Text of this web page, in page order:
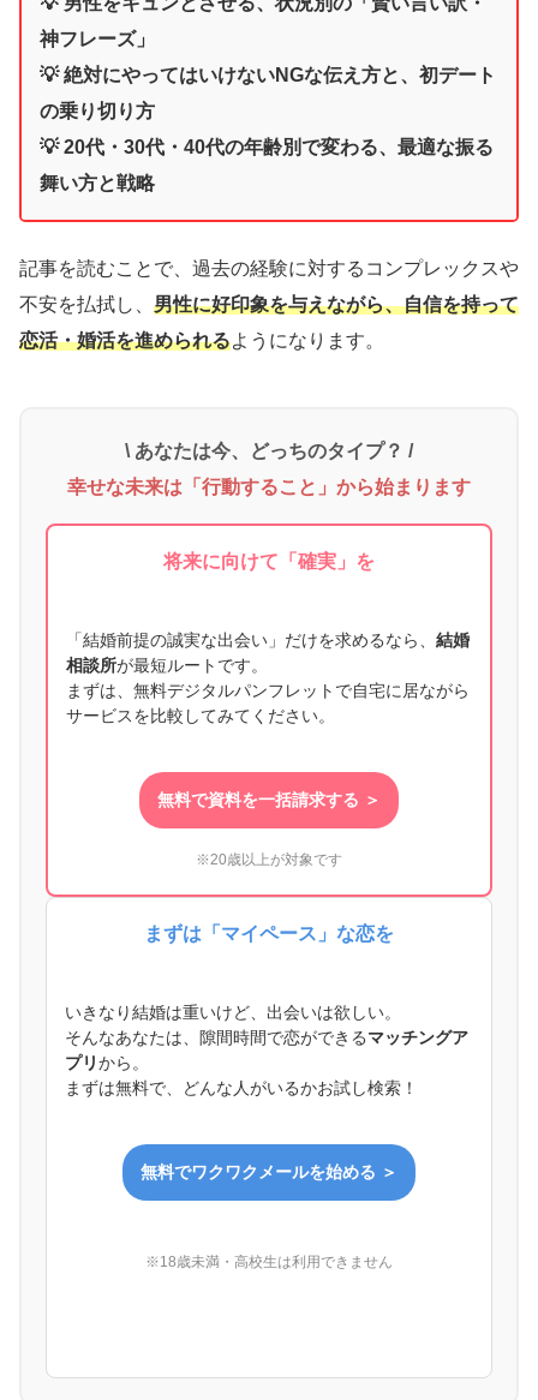
神フレーズ」
💡 絶対にやってはいけないNGな伝え方と、初デート
の乗り切り方
💡 20代・30代・40代の年齢別で変わる、最適な振る
舞い方と戦略
記事を読むことで、過去の経験に対するコンプレックスや
不安を払拭し、 男性に好印象を与えながら、自信を持って
恋活・婚活を進められるようになります。
\ あなたは今、どっちのタイプ？ /
幸せな未来は「行動すること」から始まります
将来に向けて「確実」を
「結婚前提の誠実な出会い」だけを求めるなら、 結婚
相談所が最短ルートです。
まずは、無料デジタルパンフレットで自宅に居ながら
サービスを比較してみてください。
無料で資料を一括請求する ＞
※20歳以上が対象です
まずは「マイペース」な恋を
いきなり結婚は重いけど、出会いは欲しい。
そんなあなたは、隙間時間で恋ができるマッチングア
プリから。
まずは無料で、どんな人がいるかお試し検索！
無料でワクワクメールを始める ＞
※18歳未満・高校生は利用できません